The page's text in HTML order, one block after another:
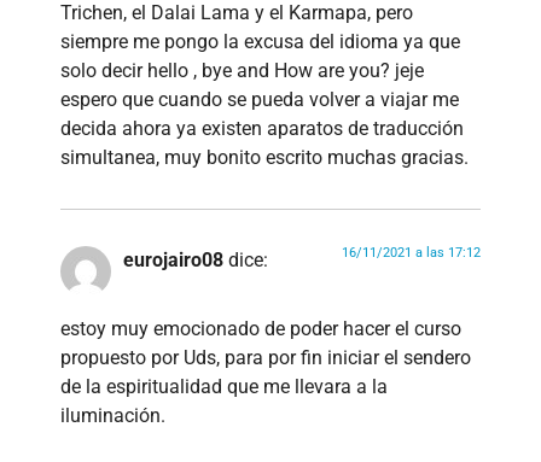
Trichen, el Dalai Lama y el Karmapa, pero
siempre me pongo la excusa del idioma ya que
solo decir hello , bye and How are you? jeje
espero que cuando se pueda volver a viajar me
decida ahora ya existen aparatos de traducción
simultanea, muy bonito escrito muchas gracias.
eurojairo08 dice: 16/11/2021 a las 17:12
estoy muy emocionado de poder hacer el curso
propuesto por Uds, para por fin iniciar el sendero
de la espiritualidad que me llevara a la
iluminación.